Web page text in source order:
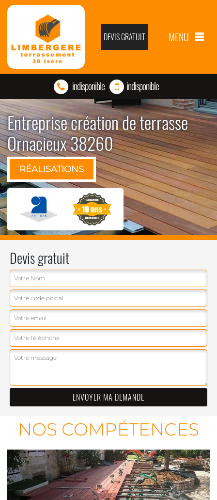
DEVIS GRATUIT MENU
indisponible indisponible
Entreprise création de terrasse
Ornacieux 38260
RÉALISATIONS
Devis gratuit
NOS COMPÉTENCES